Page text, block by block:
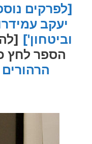
[לפרקים
יעקב
וביטחון']
הספר לחץ